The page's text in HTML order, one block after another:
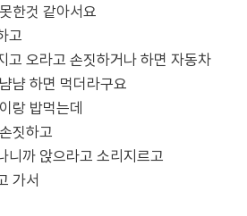
한것 같아서요
고
고 오라고 손짓하거나 하면 자동차
냠 하면 먹더라구요
랑 밥먹는데
짓하고
니까 앉으라고 소리지르고
가서